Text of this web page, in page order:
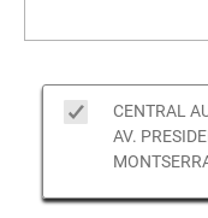
CENTRAL
AV.